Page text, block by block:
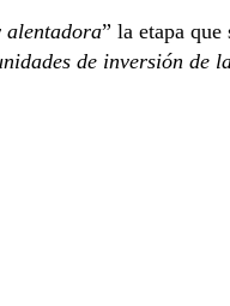
alentadora” la etapa
de inversión de